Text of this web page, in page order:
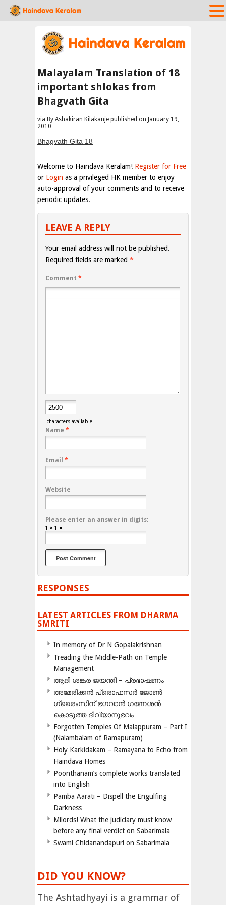
Malayalam Translation of 18
important shlokas from
Bhagvath Gita
via By Ashakiran Kilakanje published on January 19,
2010
Bhagvath Gita 18
Welcome to Haindava Keralam! Register for Free
or Login as a privileged HK member to enjoy
auto-approval of your comments and to receive
periodic updates.
LEAVE A REPLY
Your email address will not be published.
Required fields are marked *
Comment *
characters available
Name *
Email *
Website
Please enter an answer in digits:
1 × 1 =
RESPONSES
LATEST ARTICLES FROM DHARMA
SMRITI
In memory of Dr N Gopalakrishnan
Treading the Middle-Path on Temple
Management
ആദി ശങ്കര ജയന്തി – പ്രഭാഷണം
അമേരിക്കന്‍ പ്രൊഫസര്‍ ജോണ്‍
ഗ്രൈംസിന് ഭഗവാന്‍ ഗണേശന്‍
കൊടുത്ത ദിവ്യാനുഭവം
Forgotten Temples Of Malappuram – Part I
(Nalambalam of Ramapuram)
Holy Karkidakam – Ramayana to Echo from
Haindava Homes
Poonthanam’s complete works translated
into English
Pamba Aarati – Dispell the Engulfing
Darkness
Milords! What the judiciary must know
before any final verdict on Sabarimala
Swami Chidanandapuri on Sabarimala
DID YOU KNOW?
The Ashtadhyayi is a grammar of